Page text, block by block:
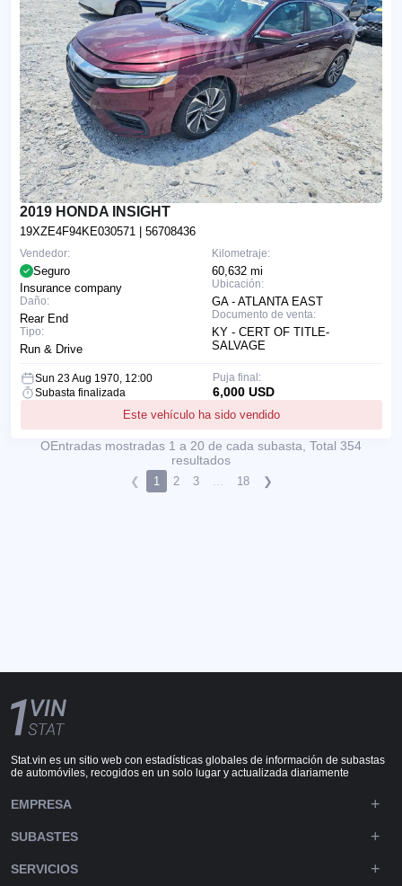
2019 HONDA INSIGHT
19XZE4F94KE030571 | 56708436
Kilometraje:
60,632 mi
Ubicación:
GA - ATLANTA EAST
Documento de venta:
KY - CERT OF TITLE-
SALVAGE
Vendedor:
Seguro
Insurance company
Daño:
Rear End
Tipo:
Run & Drive
Sun 23 Aug 1970, 12:00
Subasta finalizada
Este vehículo ha sido vendido
Puja final:
6,000 USD
ОEntradas mostradas 1 a 20 de cada subasta, Total 354
resultados
❮ 1 2 3 18 ❯
Stat.vin es un sitio web con estadísticas globales de información de subastas
de automóviles, recogidos en un solo lugar y actualizada diariamente
EMPRESA
SUBASTES
SERVICIOS